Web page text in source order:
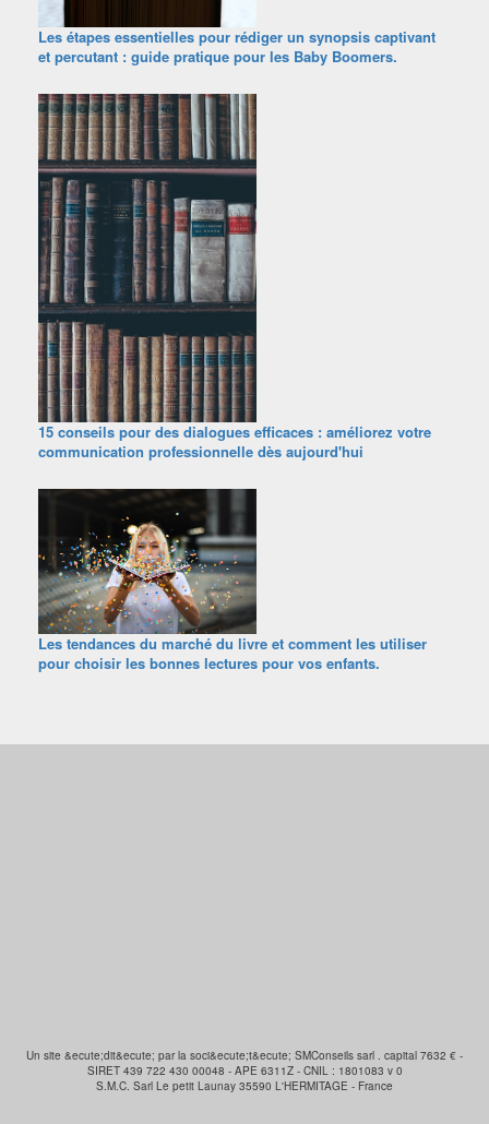
Les étapes essentielles pour rédiger un synopsis captivant
et percutant : guide pratique pour les Baby Boomers.
15 conseils pour des dialogues efficaces : améliorez votre
communication professionnelle dès aujourd'hui
Les tendances du marché du livre et comment les utiliser
pour choisir les bonnes lectures pour vos enfants.
Un site &ecute;dit&ecute; par la soci&ecute;t&ecute; SMConseils sarl . capital 7632 € -
SIRET 439 722 430 00048 - APE 6311Z - CNIL : 1801083 v 0
S.M.C. Sarl Le petit Launay 35590 L'HERMITAGE - France